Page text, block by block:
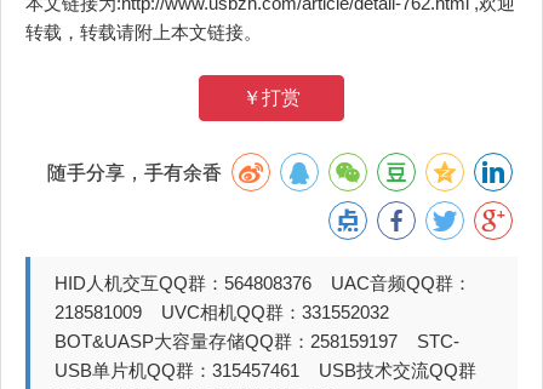
转载，转载请附上本文链接。
￥打赏
随手分享，手有余香
HID人机交互QQ群：564808376 UAC音频QQ群：
218581009 UVC相机QQ群：331552032
BOT&UASP大容量存储QQ群：258159197 STC-
USB单片机QQ群：315457461 USB技术交流QQ群